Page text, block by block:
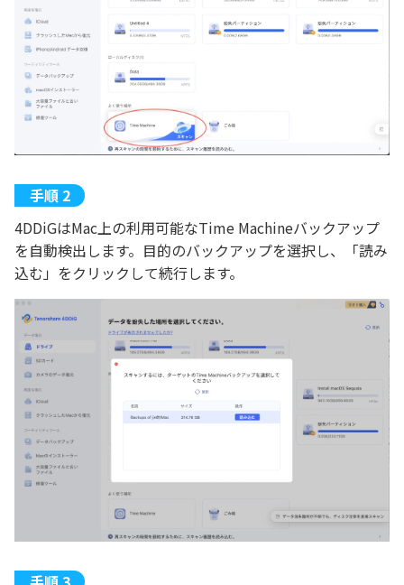
4DDiGはMac上の利用可能なTime Machineバックアップ
を自動検出します。目的のバックアップを選択し、「読み
込む」をクリックして続行します。